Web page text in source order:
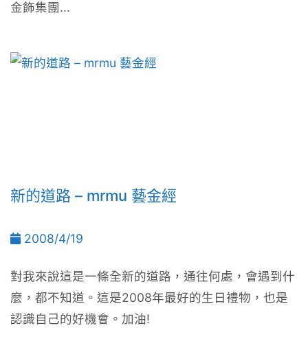
金飾集團...
新的道路 – mrmu 藝金經
2008/4/19
對我來說這是一條全新的道路，通往何處，會遇到什
麼，都不知道。這是2008年最好的生日禮物，也是
認識自己的好機會。加油!